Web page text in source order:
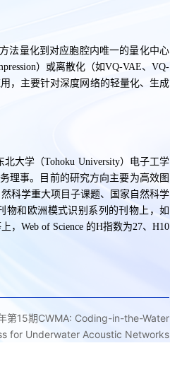
法量化到对应胞腔内唯一的量化中心
）或离散化（如VQ-VAE、VQ-
，主要针对深度网络的轻量化、生成
大学（Tohoku University）电子工学
理事。目前的研究方向主要为高效图
科学重大项目子课题、国家自然科学
物和欧洲模式识别系列的刊物上，如
，Web of Science 的H指数为27、H10
第15期CWMA: Coding-in-the-Water
for Underwater Acoustic Networks